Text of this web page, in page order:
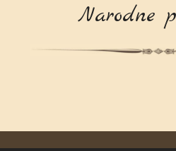
Narodne